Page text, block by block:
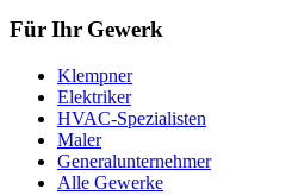
Für Ihr Gewerk
Klempner
Elektriker
HVAC-Spezialisten
Maler
Generalunternehmer
Alle Gewerke